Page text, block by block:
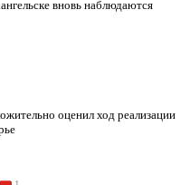
вновь наблюдаются
оценил ход реализации